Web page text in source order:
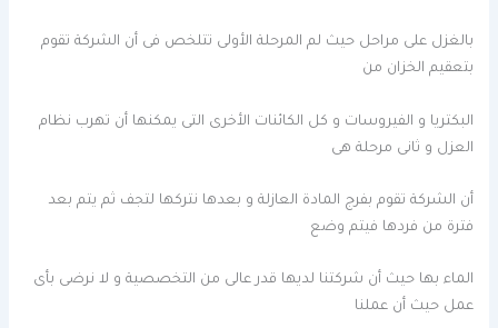
بالغزل على مراحل حيث لم المرحلة الأولى تتلخص فى أن الشركة تقوم
بتعقيم الخزان من
البكتريا و الفيروسات و كل الكائنات الأخرى التى يمكنها أن تهرب نظام
العزل و ثانى مرحلة هى
أن الشركة تقوم بفرج المادة العازلة و بعدها نتركها لتجف ثم يتم بعد
فترة من فردها فيتم وضع
الماء بها حيث أن شركتنا لديها قدر عالى من التخصصية و لا نرضى بأى
عمل حيث أن عملنا